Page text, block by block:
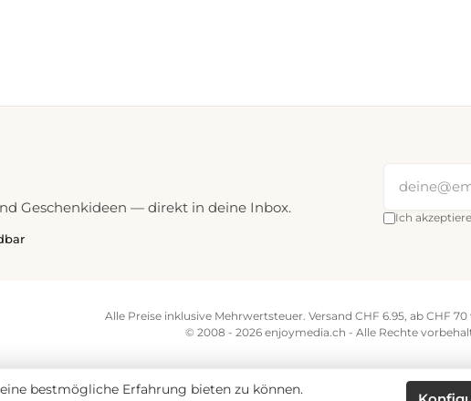
Geschenkideen — direkt in deine Inbox.
Ich
Alle Preise inklusive Mehrwertsteuer. Versand CHF 6.95, ab CHF
© 2008 - 2026 enjoymedia.ch - Alle Rechte
bestmögliche Erfahrung bieten zu können.